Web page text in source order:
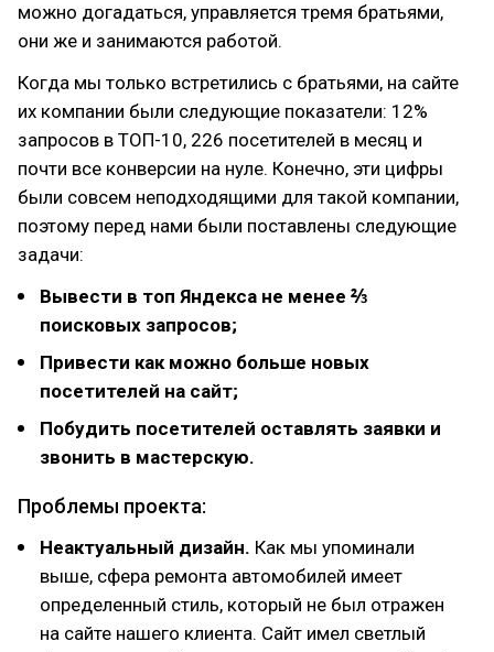
можно догадаться, управляется тремя братьями,
они же и занимаются работой.
Когда мы только встретились с братьями, на сайте
их компании были следующие показатели: 12%
запросов в ТОП-10, 226 посетителей в месяц и
почти все конверсии на нуле. Конечно, эти цифры
были совсем неподходящими для такой компании,
поэтому перед нами были поставлены следующие
задачи:
Вывести в топ Яндекса не менее ⅔
поисковых запросов;
Привести как можно больше новых
посетителей на сайт;
Побудить посетителей оставлять заявки и
звонить в мастерскую.
Проблемы проекта:
Неактуальный дизайн. Как мы упоминали
выше, сфера ремонта автомобилей имеет
определенный стиль, который не был отражен
на сайте нашего клиента. Сайт имел светлый